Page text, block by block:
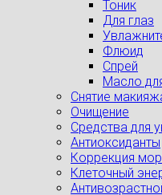
Тоник
Для глаз
Флюид
Спрей
Масло
Снятие
Очищение
Средства для
Антиоксиданты
Коррекция
Клеточный